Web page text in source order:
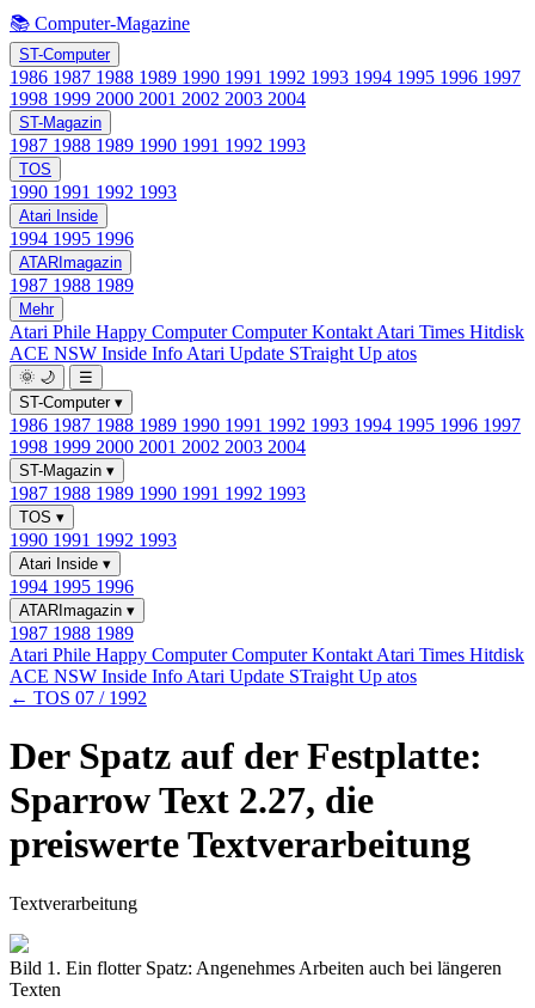
📚 Computer-Magazine
ST-Computer
1986 1987 1988 1989 1990 1991 1992 1993 1994 1995 1996 1997
1998 1999 2000 2001 2002 2003 2004
ST-Magazin
1987 1988 1989 1990 1991 1992 1993
TOS
1990 1991 1992 1993
Atari Inside
1994 1995 1996
ATARImagazin
1987 1988 1989
Mehr
Atari Phile Happy ComputerComputer Kontakt Atari Times Hitdisk
ACE NSW Inside Info Atari Update STraight Up atos
🌞 🌙
☰
ST-Computer ▾
1986 1987 1988 1989 1990 1991 1992 1993 1994 1995 1996 1997
1998 1999 2000 2001 2002 2003 2004
ST-Magazin ▾
1987 1988 1989 1990 1991 1992 1993
TOS ▾
1990 1991 1992 1993
Atari Inside ▾
1994 1995 1996
ATARImagazin ▾
1987 1988 1989
Atari Phile Happy ComputerComputer Kontakt Atari Times Hitdisk
ACE NSW Inside Info Atari Update STraight Up atos
← TOS 07 / 1992
Der Spatz auf der Festplatte:
Sparrow Text 2.27, die
preiswerte Textverarbeitung
Textverarbeitung
Bild 1. Ein flotter Spatz: Angenehmes Arbeiten auch bei längeren
Texten